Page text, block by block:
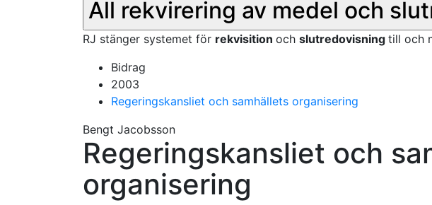
All rekvirering av medel och
RJ stänger systemet för rekvisition och slutredovisning till och
Bidrag
2003
Regeringskansliet och samhällets organisering
Bengt Jacobsson
Regeringskansliet och
organisering